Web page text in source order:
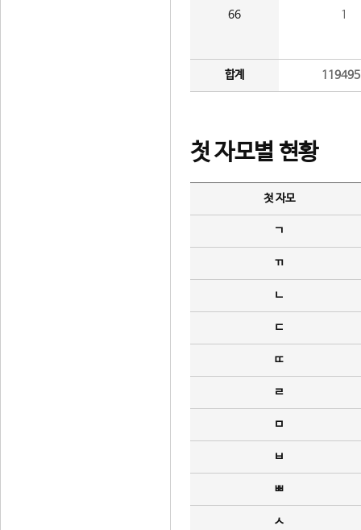
66 1
합계
첫 자모별 현황
첫 자모
ㄱ
ㄲ
ㄴ
ㄷ
ㄸ
ㄹ
ㅁ
ㅂ
ㅃ
ㅅ